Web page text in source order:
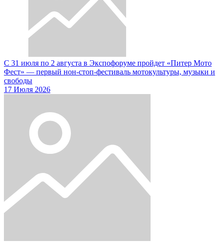
С 31 июля по 2 августа в Экспофоруме пройдет «Питер Мото
Фест» — первый нон-стоп-фестиваль мотокультуры, музыки и
свободы
17 Июля 2026